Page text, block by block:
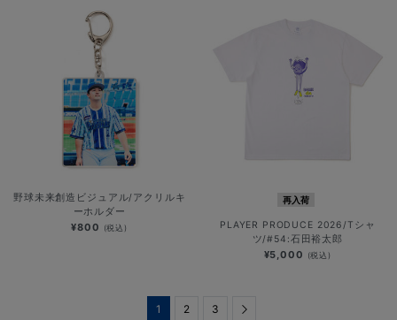
野球未来創造ビジュアル/アクリルキ
ーホルダー
¥800 (税込)
再入荷
PLAYER PRODUCE 2026/Tシャ
ツ/#54:石田裕太郎
¥5,000 (税込)
1 2 3